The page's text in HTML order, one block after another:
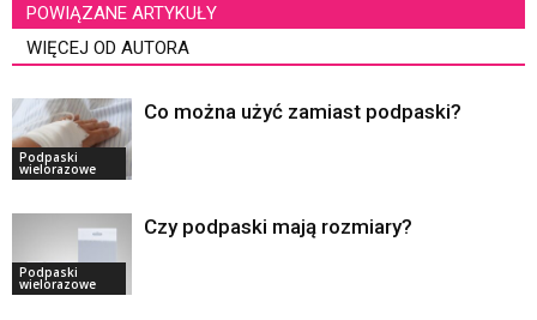
POWIĄZANE ARTYKUŁY
WIĘCEJ OD AUTORA
Podpaski
wielorazowe
Co można użyć zamiast podpaski?
Podpaski
wielorazowe
Czy podpaski mają rozmiary?